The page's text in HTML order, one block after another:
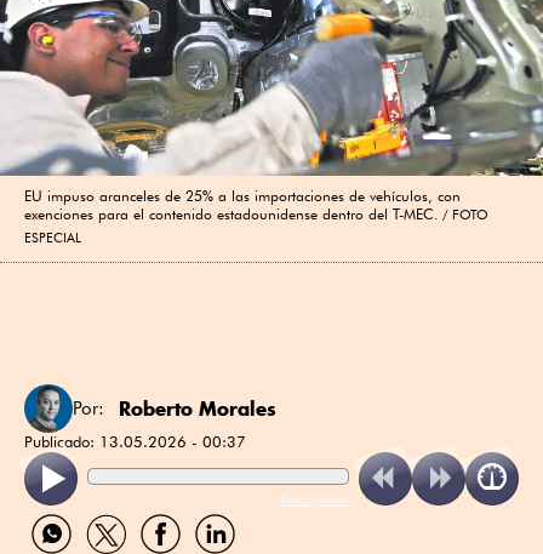
EU impuso aranceles de 25% a las importaciones de vehículos, con
exenciones para el contenido estadounidense dentro del T-MEC.
FOTO
ESPECIAL
Por: Roberto Morales
Publicado: 13.05.2026 - 00:37
ReadSpeaker
Compartir
por
Compartir
por
Compartir
por
Compartir
por